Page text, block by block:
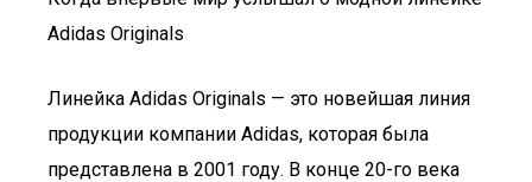
Adidas Originals
Линейка Adidas Originals — это новейшая линия
продукции компании Adidas, которая была
представлена в 2001 году. В конце 20-го века